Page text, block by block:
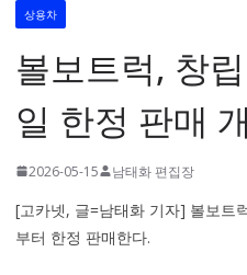
상용차
볼보트럭, 창
일 한정 판매
2026-05-15 남태화 편집장
[고카넷, 글=남태화 기자] 볼보트
부터 한정 판매한다.